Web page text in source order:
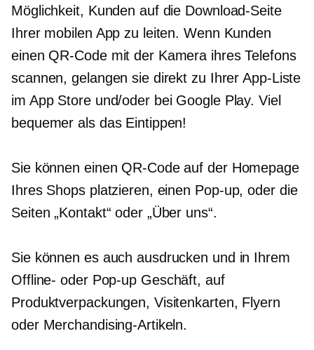
Möglichkeit, Kunden auf die Download-Seite
Ihrer mobilen App zu leiten. Wenn Kunden
einen QR-Code mit der Kamera ihres Telefons
scannen, gelangen sie direkt zu Ihrer App-Liste
im App Store und/oder bei Google Play. Viel
bequemer als das Eintippen!
Sie können einen QR-Code auf der Homepage
Ihres Shops platzieren, einen Pop-up, oder die
Seiten „Kontakt“ oder „Über uns“.
Sie können es auch ausdrucken und in Ihrem
Offline- oder Pop-up Geschäft, auf
Produktverpackungen, Visitenkarten, Flyern
oder Merchandising-Artikeln.